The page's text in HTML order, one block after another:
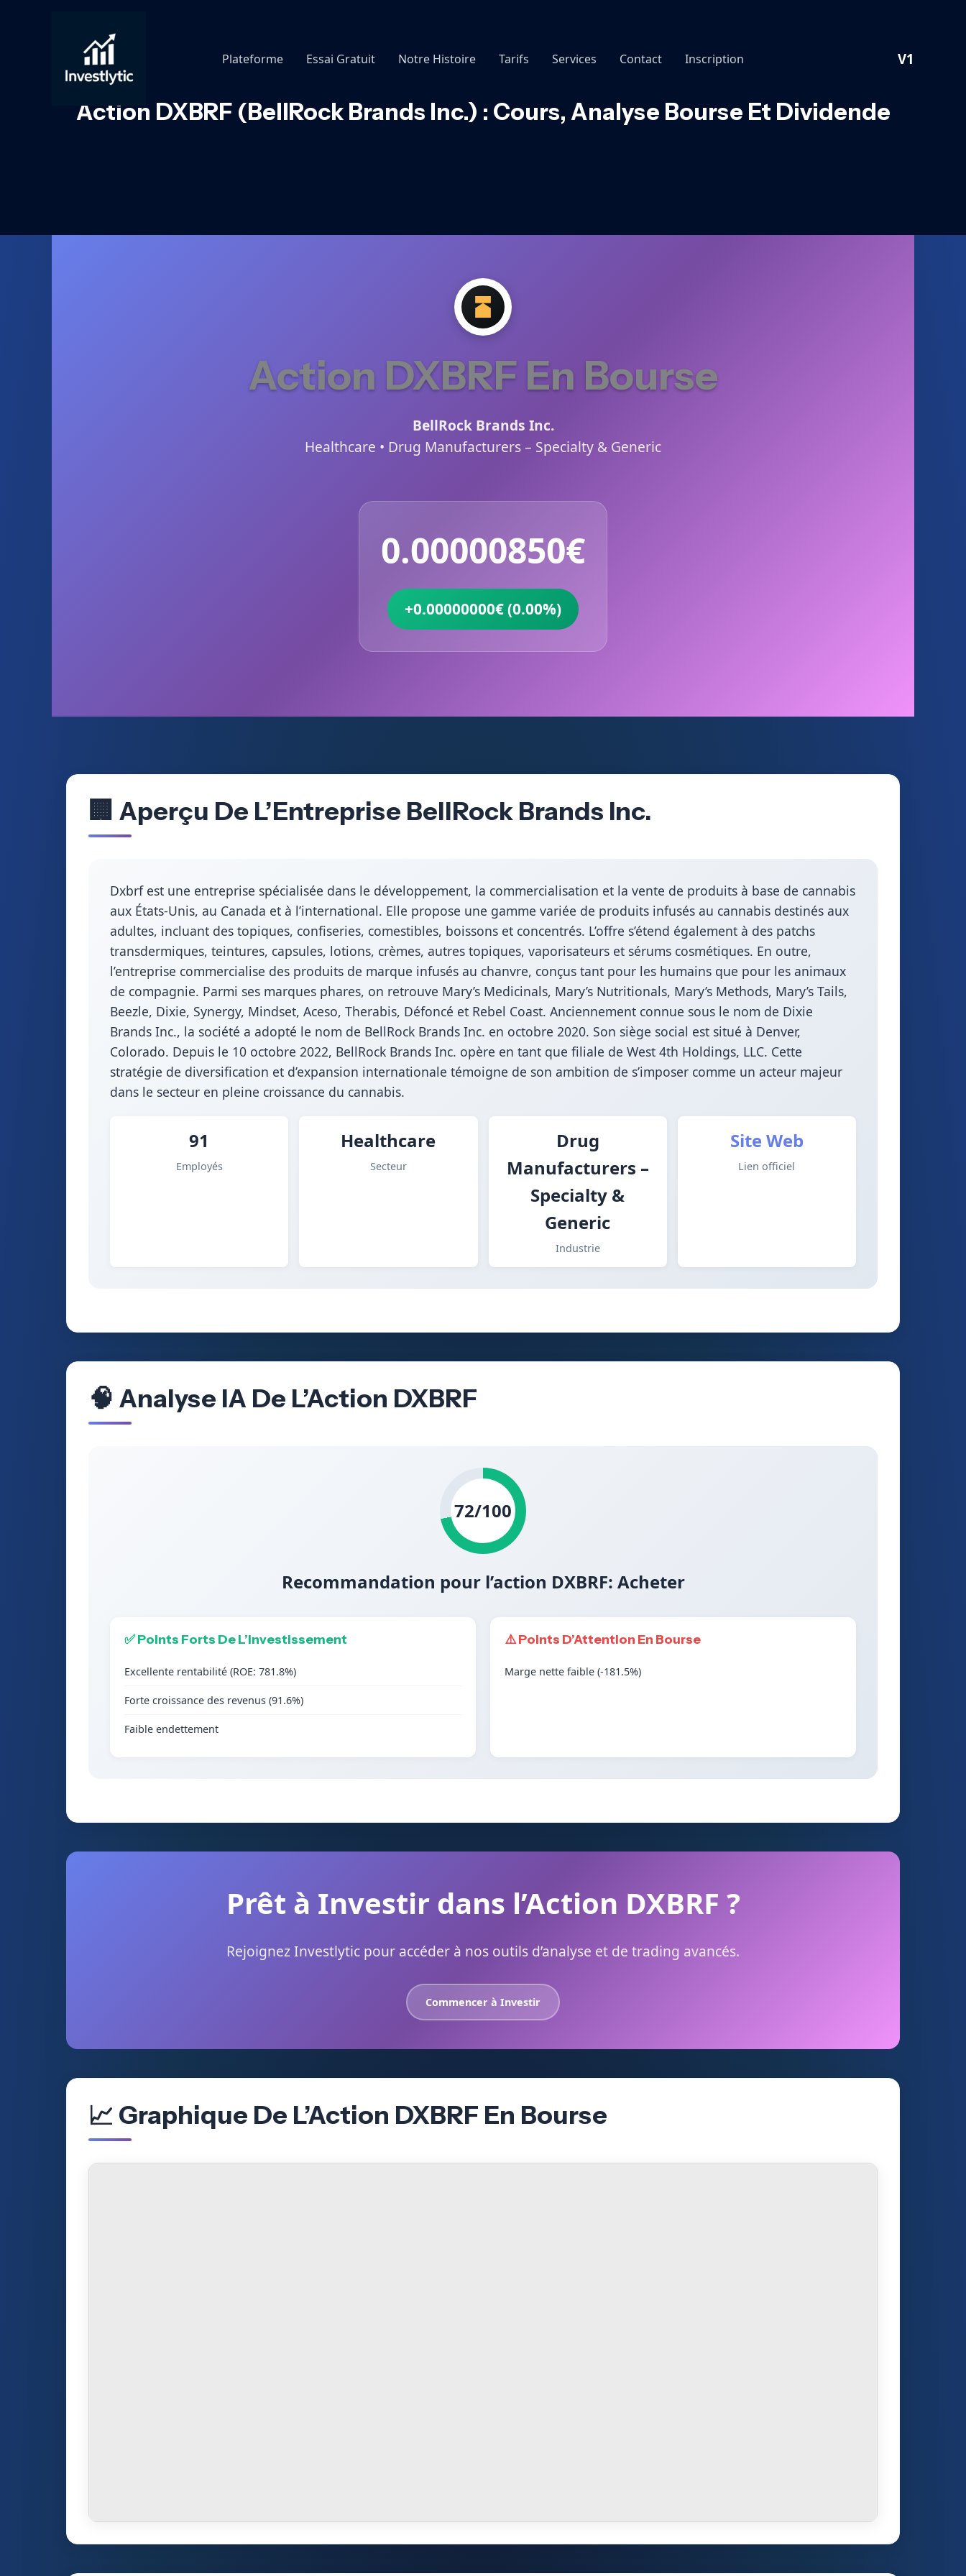
Plateforme
Essai Gratuit Notre Histoire Tarifs Services Contact Inscription V1
Action DXBRF (BellRock Brands Inc.) : Cours, Analyse Bourse Et Dividende
Action DXBRF En Bourse
BellRock Brands Inc.
Healthcare • Drug Manufacturers – Specialty & Generic
0.00000850€
+0.00000000€ (0.00%)
🏢 Aperçu De L’Entreprise BellRock Brands Inc.
Dxbrf est une entreprise spécialisée dans le développement, la commercialisation et la vente de produits à base de cannabis
aux États-Unis, au Canada et à l’international. Elle propose une gamme variée de produits infusés au cannabis destinés aux
adultes, incluant des topiques, confiseries, comestibles, boissons et concentrés. L’offre s’étend également à des patchs
transdermiques, teintures, capsules, lotions, crèmes, autres topiques, vaporisateurs et sérums cosmétiques. En outre,
l’entreprise commercialise des produits de marque infusés au chanvre, conçus tant pour les humains que pour les animaux
de compagnie. Parmi ses marques phares, on retrouve Mary’s Medicinals, Mary’s Nutritionals, Mary’s Methods, Mary’s Tails,
Beezle, Dixie, Synergy, Mindset, Aceso, Therabis, Défoncé et Rebel Coast. Anciennement connue sous le nom de Dixie
Brands Inc., la société a adopté le nom de BellRock Brands Inc. en octobre 2020. Son siège social est situé à Denver,
Colorado. Depuis le 10 octobre 2022, BellRock Brands Inc. opère en tant que filiale de West 4th Holdings, LLC. Cette
stratégie de diversification et d’expansion internationale témoigne de son ambition de s’imposer comme un acteur majeur
dans le secteur en pleine croissance du cannabis.
91
Employés
Healthcare
Secteur
Drug
Manufacturers –
Specialty &
Generic
Industrie
Site Web
Lien officiel
🧠 Analyse IA De L’Action DXBRF
72/100
Recommandation pour l’action DXBRF: Acheter
✅ Points Forts De L’Investissement
Excellente rentabilité (ROE: 781.8%)
Forte croissance des revenus (91.6%)
Faible endettement
⚠️ Points D’Attention En Bourse
Marge nette faible (-181.5%)
Prêt à Investir dans l’Action DXBRF ?
Rejoignez Investlytic pour accéder à nos outils d’analyse et de trading avancés.
Commencer à Investir
📈 Graphique De L’Action DXBRF En Bourse